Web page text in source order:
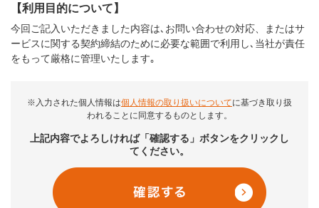
【利用目的について】
今回ご記入いただきました内容は､お問い合わせの対応、またはサ
ービスに関する契約締結のために必要な範囲で利用し､当社が責任
をもって厳格に管理いたします｡
※入力された個人情報は個人情報の取り扱いについてに基づき取り扱
われることに同意するものとします。
上記内容でよろしければ「確認する」ボタンをクリックし
てください。